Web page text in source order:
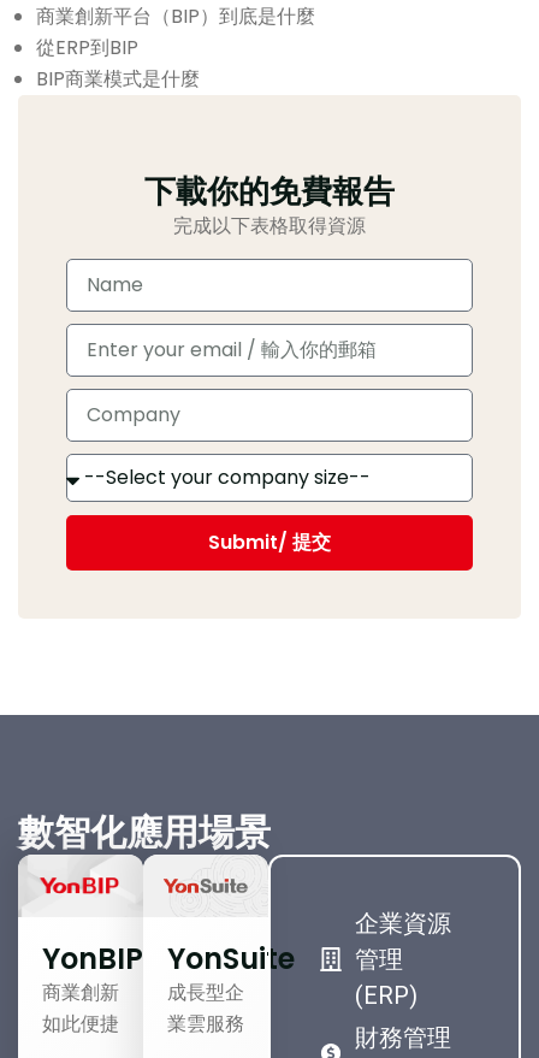
商業創新平台（BIP）到底是什麼
從ERP到BIP
BIP商業模式是什麼
下載你的免費報告
完成以下表格取得資源
Submit/ 提交
數智化應用場景
YonBIP
商業創新
如此便捷
YonSuite
成長型企
業雲服務
企業資源
管理
(ERP)
財務管理